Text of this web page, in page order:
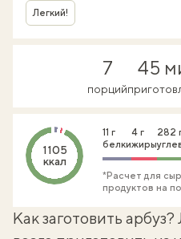
Легкий!
7
порций
45
1105
ккал
11 г
белки
4 г
жиры
282
*Расчет для
продуктов на
Как заготовить